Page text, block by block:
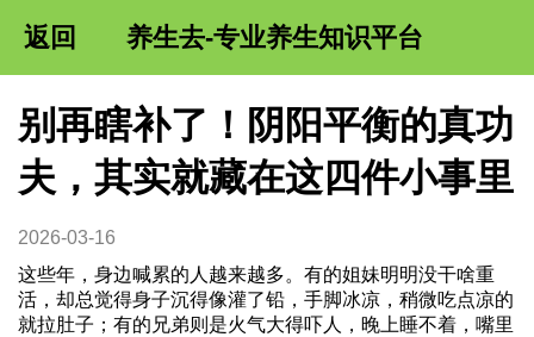
返回 养生去-专业养生知识平台
别再瞎补了！阴阳平衡的真功
夫，其实就藏在这四件小事里
2026-03-16
这些年，身边喊累的人越来越多。有的姐妹明明没干啥重
活，却总觉得身子沉得像灌了铅，手脚冰凉，稍微吃点凉的
就拉肚子；有的兄弟则是火气大得吓人，晚上睡不着，嘴里